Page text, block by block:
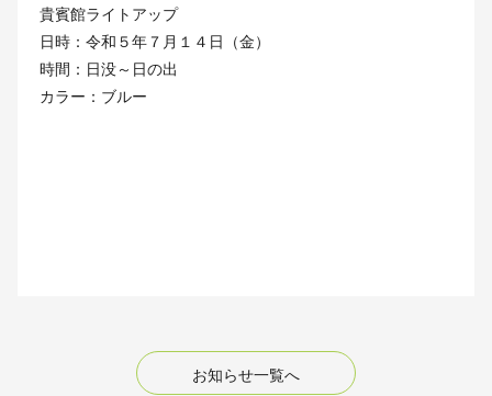
貴賓館ライトアップ
日時：令和５年７月１４日（金）
時間：日没～日の出
カラー：ブルー
お知らせ一覧へ